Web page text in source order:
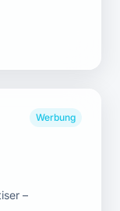
Werbung
–